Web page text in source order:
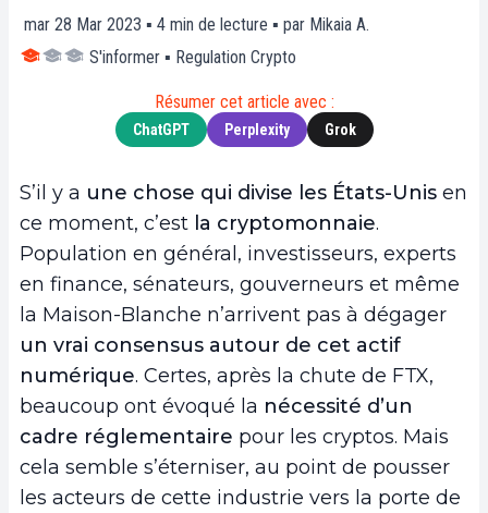
mar 28 Mar 2023 ▪ 4 min de lecture ▪ par Mikaia A.
S'informer ▪ Regulation Crypto
Résumer cet article avec :
ChatGPT Perplexity Grok
S’il y a une chose qui divise les États-Unis en
ce moment, c’est la cryptomonnaie.
Population en général, investisseurs, experts
en finance, sénateurs, gouverneurs et même
la Maison-Blanche n’arrivent pas à dégager
un vrai consensus autour de cet actif
numérique. Certes, après la chute de FTX,
beaucoup ont évoqué la nécessité d’un
cadre réglementaire pour les cryptos. Mais
cela semble s’éterniser, au point de pousser
les acteurs de cette industrie vers la porte de